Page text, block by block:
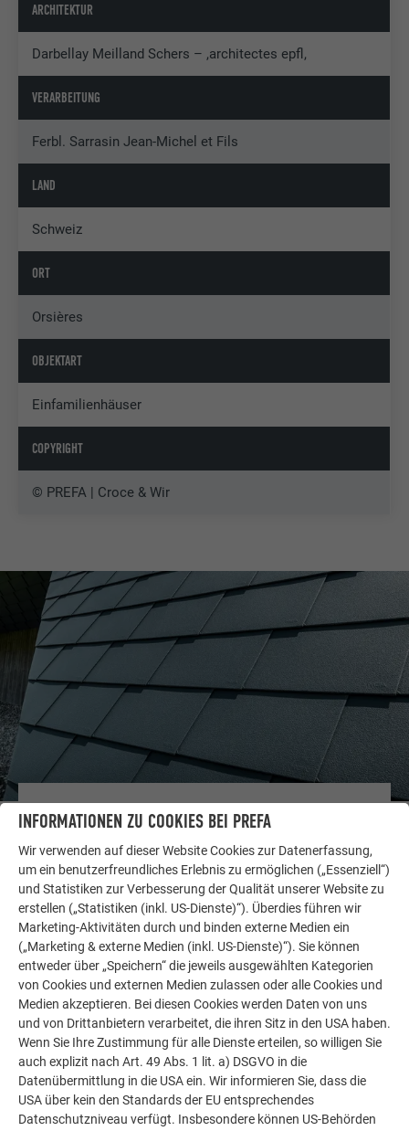
ARCHITEKTUR
Darbellay Meilland Schers – ,architectes epfl,
VERARBEITUNG
Ferbl. Sarrasin Jean-Michel et Fils
LAND
Schweiz
ORT
Orsières
OBJEKTART
Einfamilienhäuser
COPYRIGHT
© PREFA | Croce & Wir
LASSEN SIE SICH INSPIRIEREN
Die PREFA Referenzgalerie zeigt, wie vielseitig
Aluminium eingesetzt werden kann. Entdecken Sie
weitere beeindruckende Projekte mit den langlebigen
PREFA Aluminiumlösungen für Dach, Solar und
Fassade.
MEHR REFERENZEN ANSEHEN
INFORMATIONEN ZU COOKIES BEI PREFA
Wir verwenden auf dieser Website Cookies zur Datenerfassung,
um ein benutzerfreundliches Erlebnis zu ermöglichen („Essenziell“)
und Statistiken zur Verbesserung der Qualität unserer Website zu
erstellen („Statistiken (inkl. US-Dienste)“). Überdies führen wir
Marketing-Aktivitäten durch und binden externe Medien ein
(„Marketing & externe Medien (inkl. US-Dienste)“). Sie können
entweder über „Speichern“ die jeweils ausgewählten Kategorien
von Cookies und externen Medien zulassen oder alle Cookies und
Medien akzeptieren. Bei diesen Cookies werden Daten von uns
und von Drittanbietern verarbeitet, die ihren Sitz in den USA haben.
Wenn Sie Ihre Zustimmung für alle Dienste erteilen, so willigen Sie
auch explizit nach Art. 49 Abs. 1 lit. a) DSGVO in die
Datenübermittlung in die USA ein. Wir informieren Sie, dass die
USA über kein den Standards der EU entsprechendes
Datenschutzniveau verfügt. Insbesondere können US-Behörden